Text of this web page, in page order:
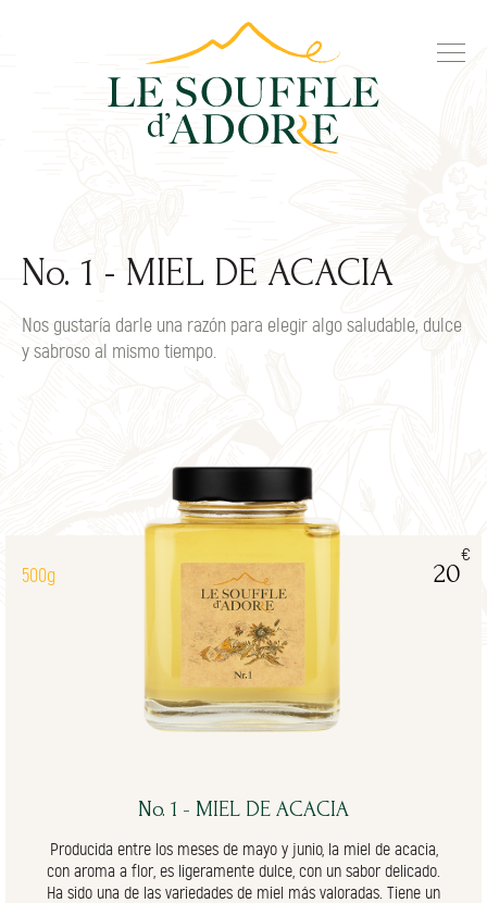
No. 1 - MIEL DE ACACIA
Nos gustaría darle una razón para elegir algo saludable, dulce
y sabroso al mismo tiempo.
20
€
500g
No. 1 - MIEL DE ACACIA
Producida entre los meses de mayo y junio, la miel de acacia,
con aroma a flor, es ligeramente dulce, con un sabor delicado.
Ha sido una de las variedades de miel más valoradas. Tiene un